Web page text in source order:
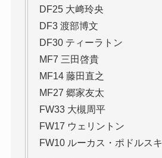
DF25 大﨑玲央
DF3 渡部博文
DF30 ティーラトン
MF7 三田啓貴
MF14 藤田直之
MF27 郷家友太
FW33 大槻周平
FW17 ウェリントン
FW10 ルーカス・ポドルスキ